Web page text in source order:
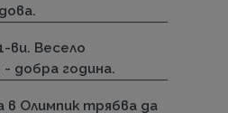
ви. Весело
- добра година.
в Олимпик трябва да